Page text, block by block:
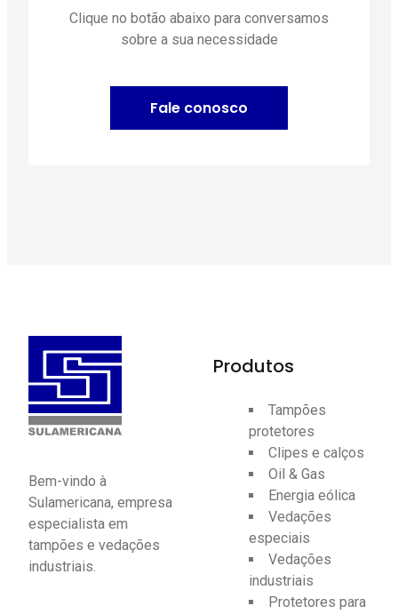
Clique no botão abaixo para conversamos
sobre a sua necessidade
Fale conosco
Bem-vindo à
Sulamericana, empresa
especialista em
tampões e vedações
industriais.
Produtos
Tampões
protetores
Clipes e calços
Oil & Gas
Energia eólica
Vedações
especiais
Vedações
industriais
Protetores para